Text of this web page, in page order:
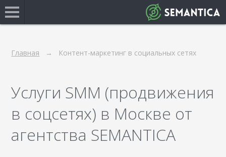
Главная Контент-маркетинг в социальных сетях
Услуги SMM (продвижения
в соцсетях) в Москве от
агентства SEMANTICA